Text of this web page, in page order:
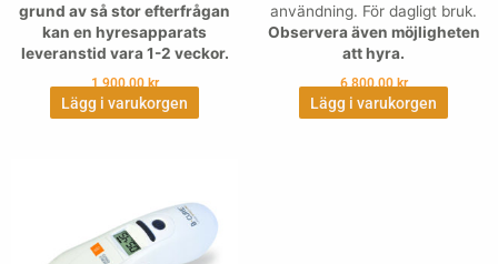
grund av så stor efterfrågan
kan en hyresapparats
leveranstid vara 1-2 veckor.
1,900.00kr
Lägg i varukorgen
användning. För dagligt bruk.
Observera även möjligheten
att hyra.
6,800.00kr
Lägg i varukorgen